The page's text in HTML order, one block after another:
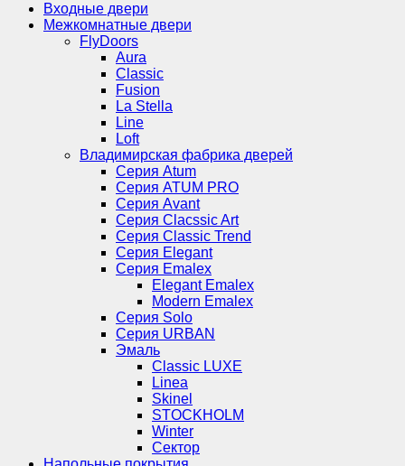
Входные двери
Межкомнатные двери
FlyDoors
Aura
Classic
Fusion
La Stella
Line
Loft
Владимирская фабрика дверей
Серия Atum
Серия ATUM PRO
Серия Avant
Серия Clacssic Art
Серия Classic Trend
Серия Elegant
Серия Emalex
Elegant Emalex
Modern Emalex
Серия Solo
Серия URBAN
Эмаль
Classic LUXE
Linea
Skinel
STOCKHOLM
Winter
Сектор